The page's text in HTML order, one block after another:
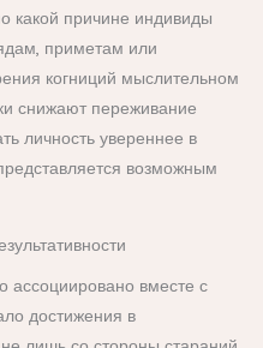
какой причине индивиды
приметам или
когниций мыслительном
снижают переживание
личность увереннее в
возможным
ассоциировано вместе с
достижения в